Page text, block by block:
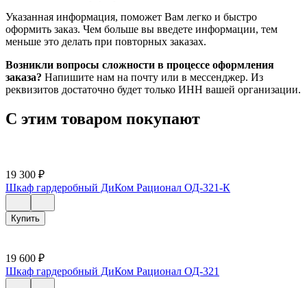
Указанная информация, поможет Вам легко и быстро
оформить заказ. Чем больше вы введете информации, тем
меньше это делать при повторных заказах.
Возникли вопросы сложности в процессе оформления
заказа? Напишите нам на почту или в мессенджер. Из
реквизитов достаточно будет только ИНН вашей организации.
С этим товаром покупают
19 300 ₽
Шкаф гардеробный ДиКом Рационал ОД-321-К
Купить
19 600 ₽
Шкаф гардеробный ДиКом Рационал ОД-321